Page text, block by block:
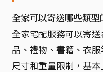
全家可以寄送哪些類型
全家宅配服務可以寄
品、禮物、書籍、衣
尺寸和重量限制，基本